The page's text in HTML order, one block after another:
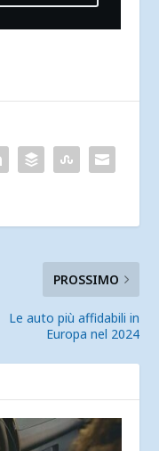
PROSSIMO
Le auto più affidabili in
Europa nel 2024